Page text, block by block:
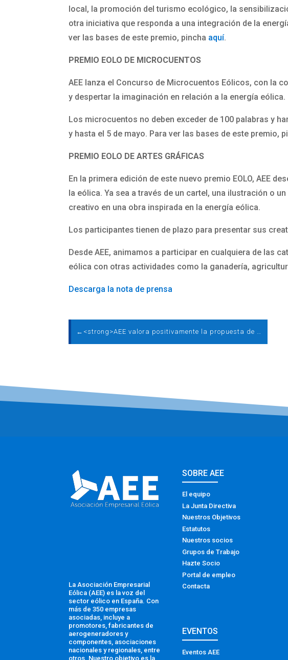
local, la promoción del turismo ecológico, la
otra iniciativa que responda a una integración de la
ver las bases de este premio, pincha aquí.
PREMIO EOLO DE MICROCUENTOS
AEE lanza el Concurso de Microcuentos Eólicos, con la
y despertar la imaginación en relación a la energía eólica.
Los microcuentos no deben exceder de 100 palabras y
y hasta el 5 de mayo. Para ver las bases de este premio,
PREMIO EOLO DE ARTES GRÁFICAS
En la primera edición de este nuevo premio EOLO, AEE
la eólica. Ya sea a través de un cartel, una ilustración o
creativo en una obra inspirada en la energía eólica.
Los participantes tienen de plazo para presentar sus
Desde AEE, animamos a participar en cualquiera de las
eólica con otras actividades como la ganadería,
Descarga la nota de prensa
← <strong>AEE valora positivamente la propuesta de Reglamento de la Comisión Europea sobre mejoras en el diseño del mercado eléctrico</strong>
La Asociación Empresarial
Eólica (AEE) es la voz del
sector eólico en España. Con
más de 350 empresas
asociadas, incluye a
promotores, fabricantes de
aerogeneradores y
componentes, asociaciones
nacionales y regionales, entre
otros. Nuestro objetivo es la
SOBRE AEE
El equipo
La Junta Directiva
Nuestros Objetivos
Estatutos
Nuestros socios
Grupos de Trabajo
Hazte Socio
Portal de empleo
Contacta
EVENTOS
Eventos AEE